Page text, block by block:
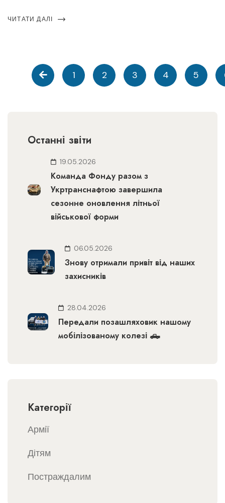
ЧИТАТИ ДАЛІ
1 2 3 4 5
Останні звіти
19.05.2026
Команда Фонду разом з
Укртранснафтою завершила
сезонне оновлення літньої
військової форми
06.05.2026
Знову отримали привіт від наших
захисників
28.04.2026
Передали позашляховик нашому
мобілізованому колезі 🛻
Категорії
Армії
Дітям
Постраждалим